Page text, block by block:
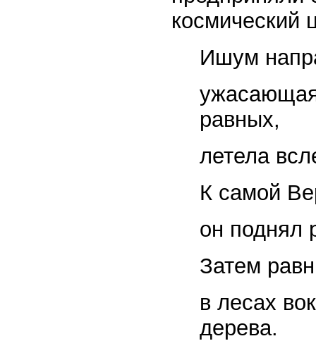
космический
Ишум
равных,
летела
К самой
он поднял
Затем
в лесах
дерева.